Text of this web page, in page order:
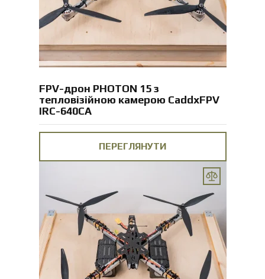
FPV-дрон PHOTON 15 з
тепловізійною камерою CaddxFPV
IRC-640CA
ПЕРЕГЛЯНУТИ